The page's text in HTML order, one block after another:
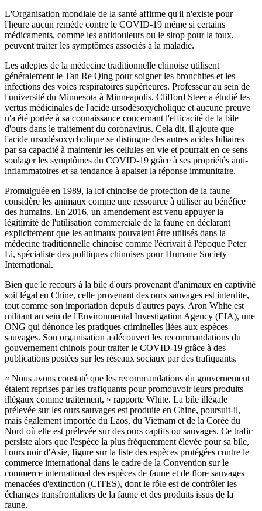
L'Organisation mondiale de la santé affirme qu'il n'existe pour
l'heure aucun remède contre le COVID-19 même si certains
médicaments, comme les antidouleurs ou le sirop pour la toux,
peuvent traiter les symptômes associés à la maladie.
Les adeptes de la médecine traditionnelle chinoise utilisent
généralement le Tan Re Qing pour soigner les bronchites et les
infections des voies respiratoires supérieures. Professeur au sein de
l'université du Minnesota à Minneapolis, Clifford Steer a étudié les
vertus médicinales de l'acide ursodésoxycholique et aucune preuve
n'a été portée à sa connaissance concernant l'efficacité de la bile
d'ours dans le traitement du coronavirus. Cela dit, il ajoute que
l'acide ursodésoxycholique se distingue des autres acides biliaires
par sa capacité à maintenir les cellules en vie et pourrait en ce sens
soulager les symptômes du COVID-19 grâce à ses propriétés anti-
inflammatoires et sa tendance à apaiser la réponse immunitaire.
Promulguée en 1989, la loi chinoise de protection de la faune
considère les animaux comme une ressource à utiliser au bénéfice
des humains. En 2016, un amendement est venu appuyer la
légitimité de l'utilisation commerciale de la faune en déclarant
explicitement que les animaux pouvaient être utilisés dans la
médecine traditionnelle chinoise comme l'écrivait à l'époque Peter
Li, spécialiste des politiques chinoises pour Humane Society
International.
Bien que le recours à la bile d'ours provenant d'animaux en captivité
soit légal en Chine, celle provenant des ours sauvages est interdite,
tout comme son importation depuis d'autres pays. Aron White est
militant au sein de l'Environmental Investigation Agency (EIA), une
ONG qui dénonce les pratiques criminelles liées aux espèces
sauvages. Son organisation a découvert les recommandations du
gouvernement chinois pour traiter le COVID-19 grâce à des
publications postées sur les réseaux sociaux par des trafiquants.
« Nous avons constaté que les recommandations du gouvernement
étaient reprises par les trafiquants pour promouvoir leurs produits
illégaux comme traitement, » rapporte White. La bile illégale
prélevée sur les ours sauvages est produite en Chine, poursuit-il,
mais également importée du Laos, du Vietnam et de la Corée du
Nord où elle est prélevée sur des ours captifs ou sauvages. Ce trafic
persiste alors que l'espèce la plus fréquemment élevée pour sa bile,
l'ours noir d'Asie, figure sur la liste des espèces protégées contre le
commerce international dans le cadre de la Convention sur le
commerce international des espèces de faune et de flore sauvages
menacées d'extinction (CITES), dont le rôle est de contrôler les
échanges transfrontaliers de la faune et des produits issus de la
faune.